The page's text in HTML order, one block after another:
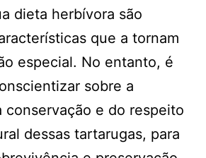
dieta herbívora são
que a tornam
especial. No entanto, é
sobre a
conservação e do respeito
dessas tartarugas, para